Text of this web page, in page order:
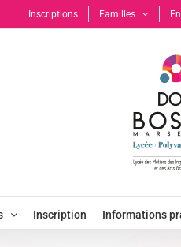
Inscriptions Familles
Inscription Informations